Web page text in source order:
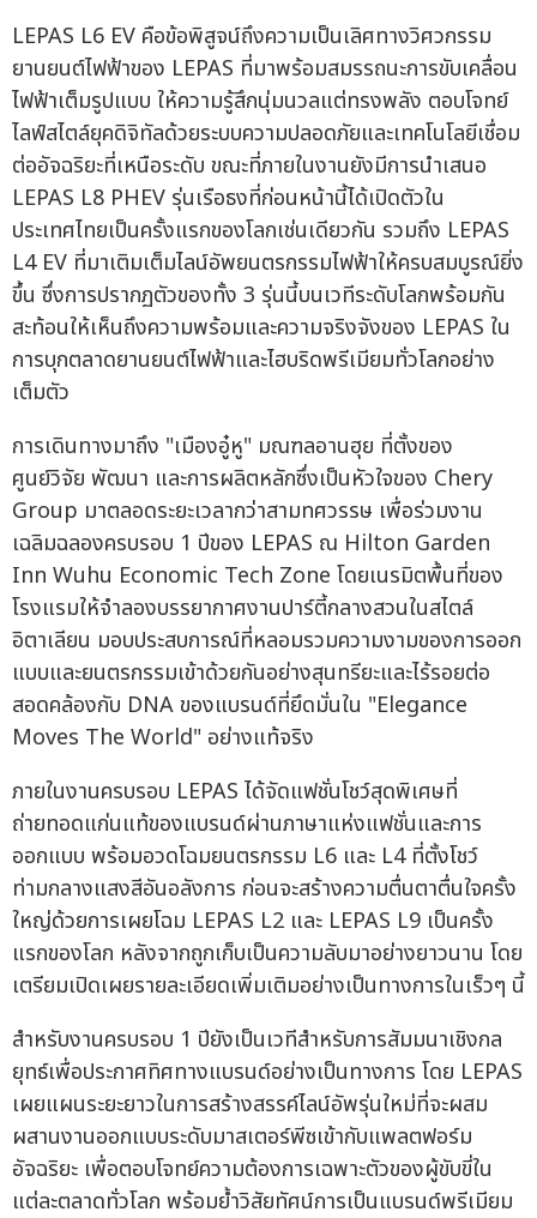
LEPAS L6 EV คือข้อพิสูจน์ถึงความเป็นเลิศทางวิศวกรรม
ยานยนต์ไฟฟ้าของ LEPAS ที่มาพร้อมสมรรถนะการขับเคลื่อน
ไฟฟ้าเต็มรูปแบบ ให้ความรู้สึกนุ่มนวลแต่ทรงพลัง ตอบโจทย์
ไลฟ์สไตล์ยุคดิจิทัลด้วยระบบความปลอดภัยและเทคโนโลยีเชื่อม
ต่ออัจฉริยะที่เหนือระดับ ขณะที่ภายในงานยังมีการนำเสนอ
LEPAS L8 PHEV รุ่นเรือธงที่ก่อนหน้านี้ได้เปิดตัวใน
ประเทศไทยเป็นครั้งแรกของโลกเช่นเดียวกัน รวมถึง LEPAS
L4 EV ที่มาเติมเต็มไลน์อัพยนตรกรรมไฟฟ้าให้ครบสมบูรณ์ยิ่ง
ขึ้น ซึ่งการปรากฏตัวของทั้ง 3 รุ่นนี้บนเวทีระดับโลกพร้อมกัน
สะท้อนให้เห็นถึงความพร้อมและความจริงจังของ LEPAS ใน
การบุกตลาดยานยนต์ไฟฟ้าและไฮบริดพรีเมียมทั่วโลกอย่าง
เต็มตัว
การเดินทางมาถึง "เมืองอู๋หู" มณฑลอานฮุย ที่ตั้งของ
ศูนย์วิจัย พัฒนา และการผลิตหลักซึ่งเป็นหัวใจของ Chery
Group มาตลอดระยะเวลากว่าสามทศวรรษ เพื่อร่วมงาน
เฉลิมฉลองครบรอบ 1 ปีของ LEPAS ณ Hilton Garden
Inn Wuhu Economic Tech Zone โดยเนรมิตพื้นที่ของ
โรงแรมให้จำลองบรรยากาศงานปาร์ตี้กลางสวนในสไตล์
อิตาเลียน มอบประสบการณ์ที่หลอมรวมความงามของการออก
แบบและยนตรกรรมเข้าด้วยกันอย่างสุนทรียะและไร้รอยต่อ
สอดคล้องกับ DNA ของแบรนด์ที่ยึดมั่นใน "Elegance
Moves The World" อย่างแท้จริง
ภายในงานครบรอบ LEPAS ได้จัดแฟชั่นโชว์สุดพิเศษที่
ถ่ายทอดแก่นแท้ของแบรนด์ผ่านภาษาแห่งแฟชั่นและการ
ออกแบบ พร้อมอวดโฉมยนตรกรรม L6 และ L4 ที่ตั้งโชว์
ท่ามกลางแสงสีอันอลังการ ก่อนจะสร้างความตื่นตาตื่นใจครั้ง
ใหญ่ด้วยการเผยโฉม LEPAS L2 และ LEPAS L9 เป็นครั้ง
แรกของโลก หลังจากถูกเก็บเป็นความลับมาอย่างยาวนาน โดย
เตรียมเปิดเผยรายละเอียดเพิ่มเติมอย่างเป็นทางการในเร็วๆ นี้
สำหรับงานครบรอบ 1 ปียังเป็นเวทีสำหรับการสัมมนาเชิงกล
ยุทธ์เพื่อประกาศทิศทางแบรนด์อย่างเป็นทางการ โดย LEPAS
เผยแผนระยะยาวในการสร้างสรรค์ไลน์อัพรุ่นใหม่ที่จะผสม
ผสานงานออกแบบระดับมาสเตอร์พีซเข้ากับแพลตฟอร์ม
อัจฉริยะ เพื่อตอบโจทย์ความต้องการเฉพาะตัวของผู้ขับขี่ใน
แต่ละตลาดทั่วโลก พร้อมย้ำวิสัยทัศน์การเป็นแบรนด์พรีเมียม